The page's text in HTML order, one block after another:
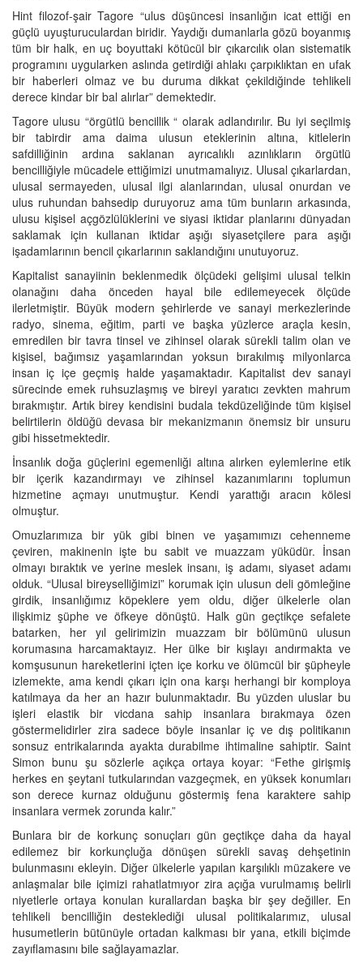
Hint filozof-şair Tagore “ulus düşüncesi insanlığın icat ettiği en
güçlü uyuşturuculardan biridir. Yaydığı dumanlarla gözü boyanmış
tüm bir halk, en uç boyuttaki kötücül bir çıkarcılık olan sistematik
programını uygularken aslında getirdiği ahlakı çarpıklıktan en ufak
bir haberleri olmaz ve bu duruma dikkat çekildiğinde tehlikeli
derece kindar bir bal alırlar” demektedir.
Tagore ulusu “örgütlü bencillik “ olarak adlandırılır. Bu iyi seçilmiş
bir tabirdir ama daima ulusun eteklerinin altına, kitlelerin
safdilliğinin ardına saklanan ayrıcalıklı azınlıkların örgütlü
bencilliğiyle mücadele ettiğimizi unutmamalıyız. Ulusal çıkarlardan,
ulusal sermayeden, ulusal ilgi alanlarından, ulusal onurdan ve
ulus ruhundan bahsedip duruyoruz ama tüm bunların arkasında,
ulusu kişisel açgözlülüklerini ve siyasi iktidar planlarını dünyadan
saklamak için kullanan iktidar aşığı siyasetçilere para aşığı
işadamlarının bencil çıkarlarının saklandığını unutuyoruz.
Kapitalist sanayiinin beklenmedik ölçüdeki gelişimi ulusal telkin
olanağını daha önceden hayal bile edilemeyecek ölçüde
ilerletmiştir. Büyük modern şehirlerde ve sanayi merkezlerinde
radyo, sinema, eğitim, parti ve başka yüzlerce araçla kesin,
emredilen bir tavra tinsel ve zihinsel olarak sürekli talim olan ve
kişisel, bağımsız yaşamlarından yoksun bırakılmış milyonlarca
insan iç içe geçmiş halde yaşamaktadır. Kapitalist dev sanayi
sürecinde emek ruhsuzlaşmış ve bireyi yaratıcı zevkten mahrum
bırakmıştır. Artık birey kendisini budala tekdüzeliğinde tüm kişisel
belirtilerin öldüğü devasa bir mekanizmanın önemsiz bir unsuru
gibi hissetmektedir.
İnsanlık doğa güçlerini egemenliği altına alırken eylemlerine etik
bir içerik kazandırmayı ve zihinsel kazanımlarını toplumun
hizmetine açmayı unutmuştur. Kendi yarattığı aracın kölesi
olmuştur.
Omuzlarımıza bir yük gibi binen ve yaşamımızı cehenneme
çeviren, makinenin işte bu sabit ve muazzam yüküdür. İnsan
olmayı bıraktık ve yerine meslek insanı, iş adamı, siyaset adamı
olduk. “Ulusal bireyselliğimizi” korumak için ulusun deli gömleğine
girdik, insanlığımız köpeklere yem oldu, diğer ülkelerle olan
ilişkimiz şüphe ve öfkeye dönüştü. Halk gün geçtikçe sefalete
batarken, her yıl gelirimizin muazzam bir bölümünü ulusun
korumasına harcamaktayız. Her ülke bir kışlayı andırmakta ve
komşusunun hareketlerini içten içe korku ve ölümcül bir şüpheyle
izlemekte, ama kendi çıkarı için ona karşı herhangi bir komploya
katılmaya da her an hazır bulunmaktadır. Bu yüzden uluslar bu
işleri elastik bir vicdana sahip insanlara bırakmaya özen
göstermelidirler zira sadece böyle insanlar iç ve dış politikanın
sonsuz entrikalarında ayakta durabilme ihtimaline sahiptir. Saint
Simon bunu şu sözlerle açıkça ortaya koyar: “Fethe girişmiş
herkes en şeytani tutkularından vazgeçmek, en yüksek konumları
son derece kurnaz olduğunu göstermiş fena karaktere sahip
insanlara vermek zorunda kalır.”
Bunlara bir de korkunç sonuçları gün geçtikçe daha da hayal
edilemez bir korkunçluğa dönüşen sürekli savaş dehşetinin
bulunmasını ekleyin. Diğer ülkelerle yapılan karşılıklı müzakere ve
anlaşmalar bile içimizi rahatlatmıyor zira açığa vurulmamış belirli
niyetlerle ortaya konulan kurallardan başka bir şey değiller. En
tehlikeli bencilliğin desteklediği ulusal politikalarımız, ulusal
husumetlerin bütünüyle ortadan kalkması bir yana, etkili biçimde
zayıflamasını bile sağlayamazlar.